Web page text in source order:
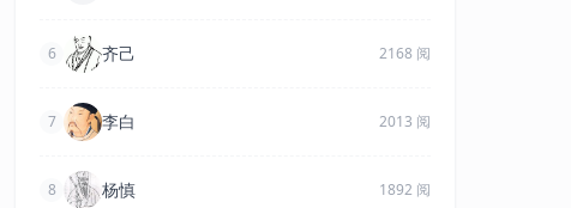
6 齐己 2168 阅
7 李白 2013 阅
8 杨慎 1892 阅